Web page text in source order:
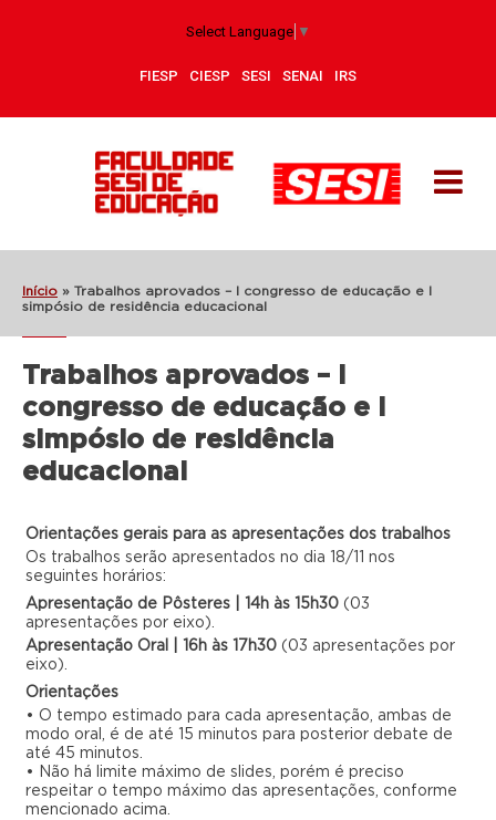
Select Language ▼
FIESP CIESP SESI SENAI IRS
Início » Trabalhos aprovados – I congresso de educação e I
simpósio de residência educacional
Trabalhos aprovados – I
congresso de educação e I
simpósio de residência
educacional
Orientações gerais para as apresentações dos trabalhos
Os trabalhos serão apresentados no dia 18/11 nos
seguintes horários:
Apresentação de Pôsteres | 14h às 15h30 (03
apresentações por eixo).
Apresentação Oral | 16h às 17h30 (03 apresentações por
eixo).
Orientações
• O tempo estimado para cada apresentação, ambas de
modo oral, é de até 15 minutos para posterior debate de
até 45 minutos.
• Não há limite máximo de slides, porém é preciso
respeitar o tempo máximo das apresentações, conforme
mencionado acima.